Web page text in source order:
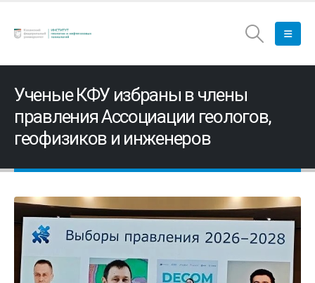
Ученые КФУ избраны в члены
правления Ассоциации геологов,
геофизиков и инженеров